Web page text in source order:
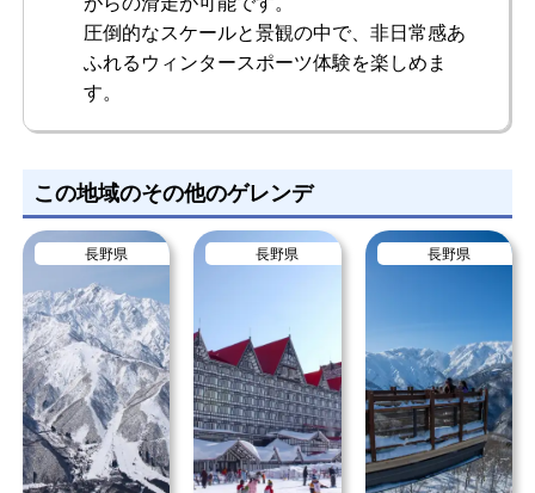
みーなさん女性/40代
総合評価 5.0
ばここのスキー場と決めているくらいです。広いコース幅
では、滑走中にゆったりとカービングターンを楽しむこと
ができ、他のスキーヤーやスノーボーダーとの衝突の心配
も少なく爽快に滑れますよ。
もっと見る
圧倒的なスケールと景観の中で、非日常感あ
ふれるウィンタースポーツ体験を楽しめま
す。
この地域のその他のゲレンデ
長野県 長野県 長野県